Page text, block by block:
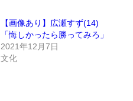
【画像あり】広瀬すず(14)
「悔しかったら勝ってみろ」
2021年12月7日
文化